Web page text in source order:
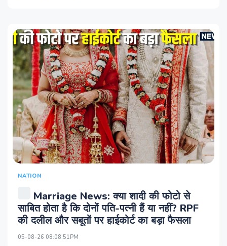
NATION
Marriage News: क्या शादी की फोटो से
साबित होता है क‍ि दोनों पति-पत्नी हैं या नहीं? RPF
की दलील और सबूतों पर हाईकोर्ट का बड़ा फैसला
05-08-26 08:08:51PM